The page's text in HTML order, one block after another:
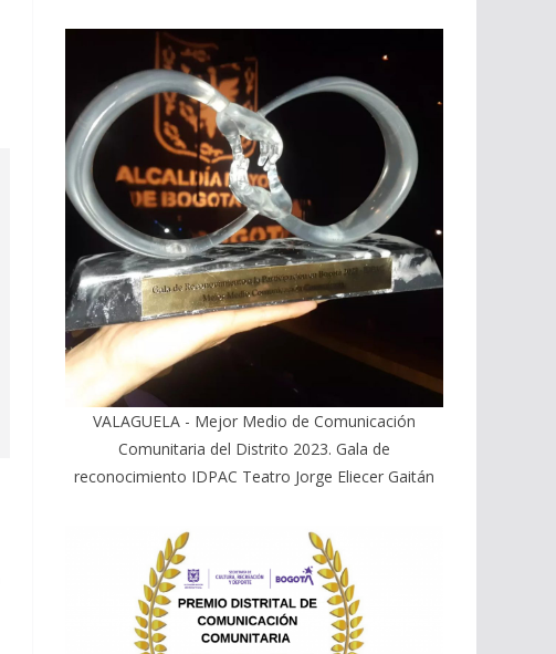
VALAGUELA - Mejor Medio de Comunicación
Comunitaria del Distrito 2023. Gala de
reconocimiento IDPAC Teatro Jorge Eliecer Gaitán